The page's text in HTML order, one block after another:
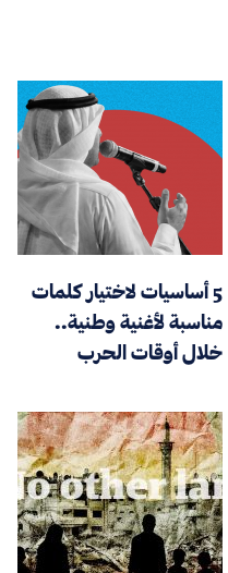
5 أساسيات لاختيار كلمات
مناسبة لأغنية وطنية..
خلال أوقات الحرب